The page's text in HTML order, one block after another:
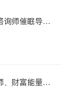
H
询师催眠导师
、财富能量导